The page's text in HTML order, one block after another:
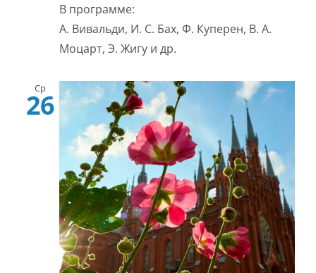
В программе:
А. Вивальди, И. С. Бах, Ф. Куперен, В. А.
Моцарт, Э. Жигу и др.
Ср
26